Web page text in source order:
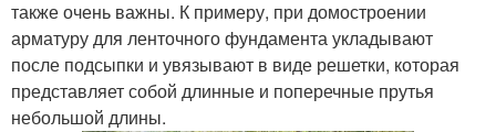
также очень важны. К примеру, при домостроении
арматуру для ленточного фундамента укладывают
после подсыпки и увязывают в виде решетки, которая
представляет собой длинные и поперечные прутья
небольшой длины.